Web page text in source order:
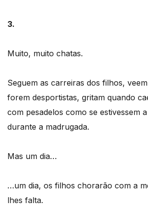
3.
Muito, muito chatas.
Seguem as carreiras dos filhos,
forem desportistas, gritam quando
com pesadelos como se estivessem
durante a madrugada.
Mas um dia…
…um dia, os filhos chorarão com a
lhes falta.